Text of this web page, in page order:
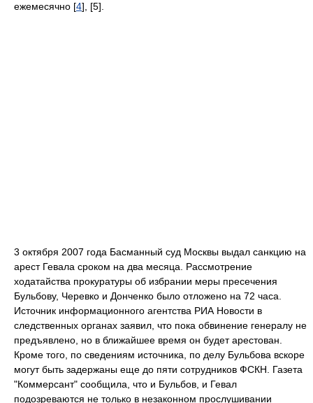
ежемесячно [4], [5].
3 октября 2007 года Басманный суд Москвы выдал санкцию на
арест Гевала сроком на два месяца. Рассмотрение
ходатайства прокуратуры об избрании меры пресечения
Бульбову, Черевко и Донченко было отложено на 72 часа.
Источник информационного агентства РИА Новости в
следственных органах заявил, что пока обвинение генералу не
предъявлено, но в ближайшее время он будет арестован.
Кроме того, по сведениям источника, по делу Бульбова вскоре
могут быть задержаны еще до пяти сотрудников ФСКН. Газета
"Коммерсант" сообщила, что и Бульбов, и Гевал
подозреваются не только в незаконном прослушивании